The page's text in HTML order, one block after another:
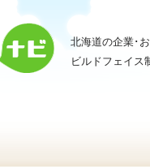
北海道の企業･
ビルドフェイス